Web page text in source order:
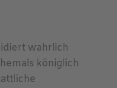
wahrlich
königlich